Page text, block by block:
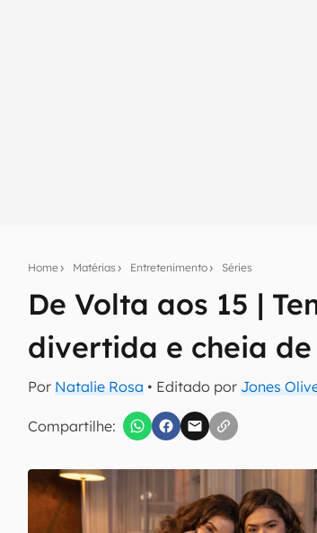
Home Matérias Entretenimento Séries
De Volta aos 15 |
divertida e cheia
Por Natalie Rosa • Editado por Jones
Compartilhe:
Seu resumo inteligente do
Assine a newsletter do Canaltech e